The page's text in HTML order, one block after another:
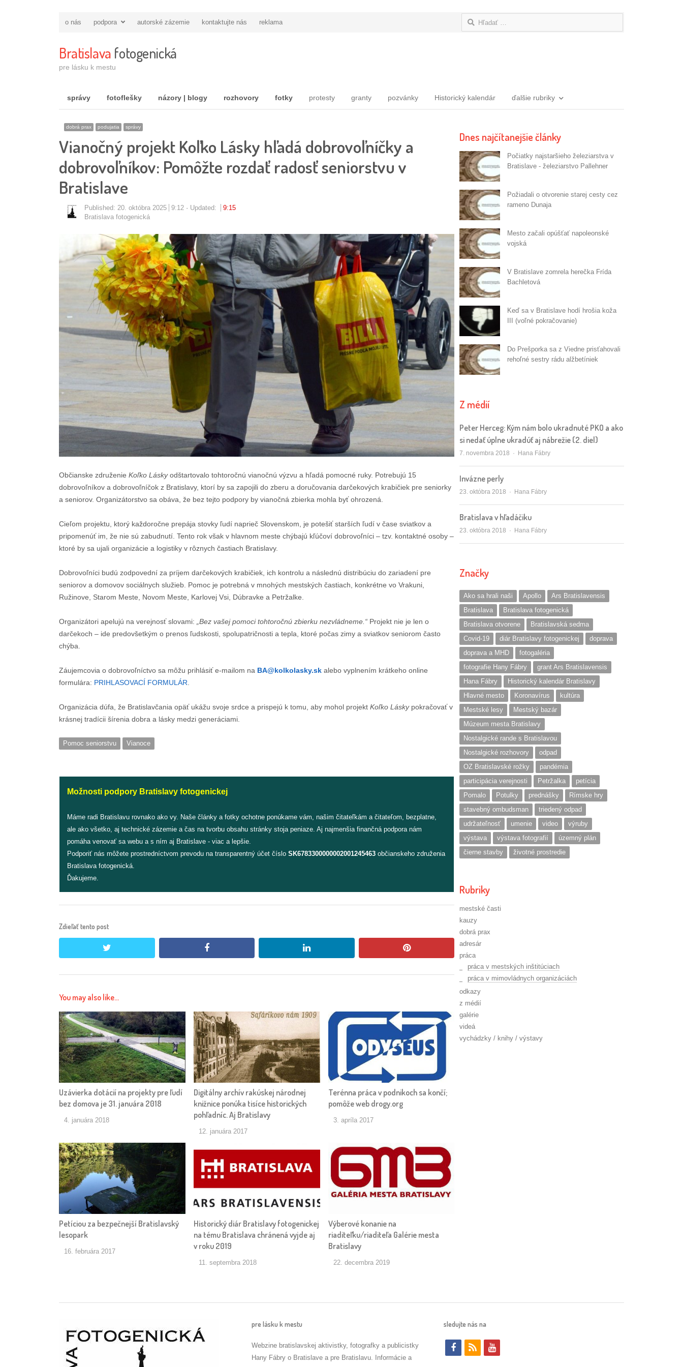
o nás podpora autorské zázemie kontaktujte nás reklama Hľadať:
Bratislava fotogenická
pre lásku k mestu
správy fotoflešky názory | blogy rozhovory fotky protesty granty pozvánky Historický kalendár ďalšie rubriky
dobrá prax podujatia správy
Vianočný projekt Koľko Lásky hľadá dobrovoľníčky a
dobrovoľníkov: Pomôžte rozdať radosť seniorstvu v
Bratislave
Published: 20. októbra 2025 9:12 Updated:
9:15
Autor/ka
Bratislava fotogenická
Občianske združenie Koľko Láskyodštartovalo tohtoročnú vianočnú výzvu a hľadá pomocné ruky. Potrebujú 15
dobrovoľníkov a dobrovoľníčok z Bratislavy, ktorí by sa zapojili do zberu a doručovania darčekových krabičiek pre seniorky
a seniorov. Organizátorstvo sa obáva, že bez tejto podpory by vianočná zbierka mohla byť ohrozená.
Cieľom projektu, ktorý každoročne prepája stovky ľudí naprieč Slovenskom, je potešiť starších ľudí v čase sviatkov a
pripomenúť im, že nie sú zabudnutí. Tento rok však v hlavnom meste chýbajú kľúčoví dobrovoľníci – tzv. kontaktné osoby –
ktoré by sa ujali organizácie a logistiky v rôznych častiach Bratislavy.
Dobrovoľníci budú zodpovední za príjem darčekových krabičiek, ich kontrolu a následnú distribúciu do zariadení pre
seniorov a domovov sociálnych služieb. Pomoc je potrebná v mnohých mestských častiach, konkrétne vo Vrakuni,
Ružinove, Starom Meste, Novom Meste, Karlovej Vsi, Dúbravke a Petržalke.
Organizátori apelujú na verejnosť slovami: „Bez vašej pomoci tohtoročnú zbierku nezvládneme.“ Projekt nie je len o
darčekoch – ide predovšetkým o prenos ľudskosti, spolupatričnosti a tepla, ktoré počas zimy a sviatkov seniorom často
chýba.
Záujemcovia o dobrovoľníctvo sa môžu prihlásiť e-mailom na BA@kolkolasky.sk alebo vyplnením krátkeho online
formulára: PRIHLASOVACÍ FORMULÁR
Organizácia dúfa, že Bratislavčania opäť ukážu svoje srdce a prispejú k tomu, aby mohol projekt Koľko Láskypokračovať v
krásnej tradícii šírenia dobra a lásky medzi generáciami.
Pomoc seniorstvu Vianoce
Možnosti podpory Bratislavy fotogenickej
Máme radi Bratislavu rovnako ako vy. Naše články a fotky ochotne ponúkame vám, našim čitateľkám a čitateľom, bezplatne,
ale ako všetko, aj technické zázemie a čas na tvorbu obsahu stránky stoja peniaze. Aj najmenšia finančná podpora nám
pomáha venovať sa webu a s ním aj Bratislave - viac a lepšie.
Podporiť nás môžete prostredníctvom prevodu na transparentný účet číslo SK6783300000002001245463 občianskeho združenia
Bratislava fotogenická.
Ďakujeme.
Zdieľať tento post
twitter facebook linkedin pinterest
You may also like...
Uzávierka dotácií na projekty pre ľudí
bez domova je 31. januára 2018
4. januára 2018
Digitálny archív rakúskej národnej
knižnice ponúka tisíce historických
pohľadníc. Aj Bratislavy
12. januára 2017
Terénna práca v podnikoch sa končí;
pomôže web drogy.org
3. apríla 2017
Petíciou za bezpečnejší Bratislavský
lesopark
16. februára 2017
Historický diár Bratislavy fotogenickej
na tému Bratislava chránená vyjde aj
v roku 2019
11. septembra 2018
Výberové konanie na
riaditeľku/riaditeľa Galérie mesta
Bratislavy
22. decembra 2019
Dnes najčítanejšie články
Počiatky najstaršieho železiarstva v
Bratislave - železiarstvo Pallehner
Požiadali o otvorenie starej cesty cez
rameno Dunaja
Mesto začali opúšťať napoleonské
vojská
V Bratislave zomrela herečka Frída
Bachletová
Keď sa v Bratislave hodí hrošia koža
III (voľné pokračovanie)
Do Prešporka sa z Viedne prisťahovali
rehoľné sestry rádu alžbetíniek
Z médií
Peter Herceg: Kým nám bolo ukradnuté PKO a ako
si nedať úplne ukradúť aj nábrežie (2. diel)
7. novembra 2018 Autor/ka
Hana Fábry
Invázne perly
23. októbra 2018 Autor/ka
Hana Fábry
Bratislava v hľadáčiku
23. októbra 2018 Autor/ka
Hana Fábry
Značky
Ako sa hrali naši Apollo
Ars Bratislavensis
Bratislava
Bratislava fotogenická
Bratislava otvorene
Bratislavská sedma
Covid-19
diár Bratislavy fotogenickej
doprava
doprava a MHD
fotogaléria
fotografie Hany Fábry
grant Ars Bratislavensis
Hana Fábry
Historický kalendár Bratislavy
Hlavné mesto
Koronavírus
kultúra
Mestské lesy
Mestský bazár
Múzeum mesta Bratislavy
Nostalgické rande s Bratislavou
Nostalgické rozhovory
odpad
OZ Bratislavské rožky
pandémia
participácia verejnosti
Petržalka
petícia
Pomalo
Potulky prednášky
Rímske hry
stavebný ombudsman
triedený odpad
udržateľnosť
umenie video
výruby
výstava
výstava fotografií
územný plán
čierne stavby
životné prostredie
Rubriky
mestské časti
kauzy
dobrá prax
adresár
práca
práca v mestských inštitúciach
práca v mimovládnych organizáciách
odkazy
z médií
galérie
videá
vychádzky / knihy / výstavy
pre lásku k mestu
Webzine bratislavskej aktivistky, fotografky a publicistky
Hany Fábry o Bratislave a pre Bratislavu. Informácie a
sledujte nás na
f
r
y